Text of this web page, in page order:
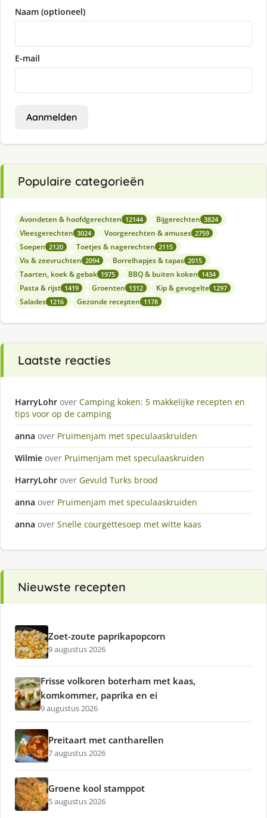
Naam (optioneel)
E-mail
Aanmelden
Populaire categorieën
Avondeten & hoofdgerechten 12144 Bijgerechten 3824
Vleesgerechten 3024 Voorgerechten & amuses 2759
Soepen 2120 Toetjes & nagerechten 2115
Vis & zeevruchten 2094 Borrelhapjes & tapas 2015
Taarten, koek & gebak 1975 BBQ & buiten koken 1434
Pasta & rijst 1419 Groenten 1312 Kip & gevogelte 1297
Salades 1216 Gezonde recepten 1178
Laatste reacties
HarryLohr over Camping koken: 5 makkelijke recepten en
tips voor op de camping
anna over Pruimenjam met speculaaskruiden
Wilmie over Pruimenjam met speculaaskruiden
HarryLohr over Gevuld Turks brood
anna over Pruimenjam met speculaaskruiden
anna over Snelle courgettesoep met witte kaas
Nieuwste recepten
Zoet-zoute paprikapopcorn
9 augustus 2026
Frisse volkoren boterham met kaas,
komkommer, paprika en ei
9 augustus 2026
Preitaart met cantharellen
7 augustus 2026
Groene kool stamppot
5 augustus 2026